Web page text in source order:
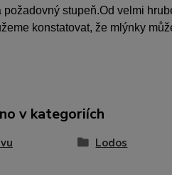
požadovný stupeň.Od velmi
konstatovat, že mlýnky
v kategoriích
Lodos